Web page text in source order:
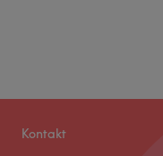
Kontakt